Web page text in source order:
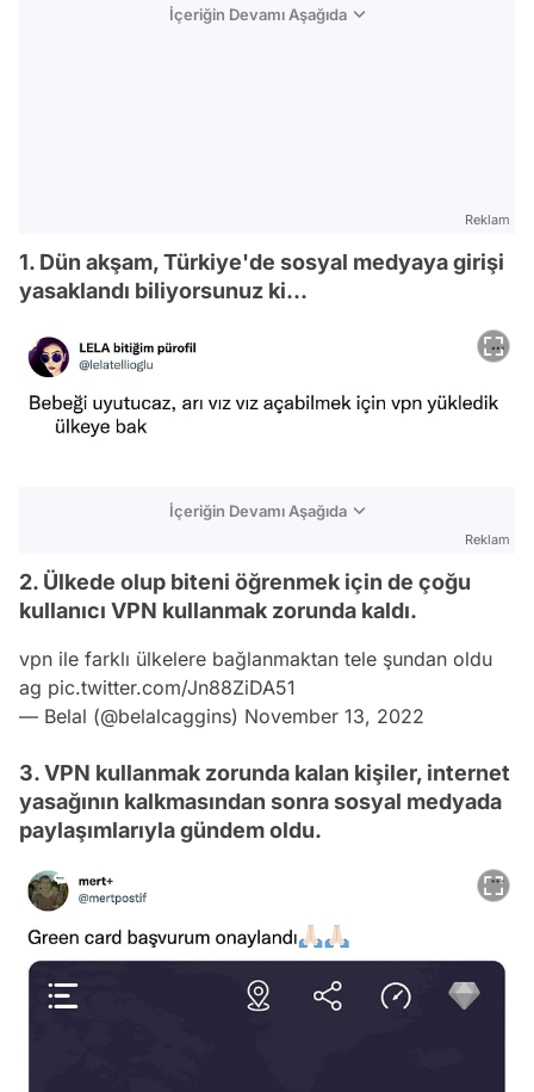
İçeriğin Devamı Aşağıda
Reklam
1. Dün akşam, Türkiye'de sosyal medyaya girişi
yasaklandı biliyorsunuz ki...
İçeriğin Devamı Aşağıda
Reklam
2. Ülkede olup biteni öğrenmek için de çoğu
kullanıcı VPN kullanmak zorunda kaldı.
vpn ile farklı ülkelere bağlanmaktan tele şundan oldu
ag pic.twitter.com/Jn88ZiDA51
— Belal (@belalcaggins) November 13, 2022
3. VPN kullanmak zorunda kalan kişiler, internet
yasağının kalkmasından sonra sosyal medyada
paylaşımlarıyla gündem oldu.